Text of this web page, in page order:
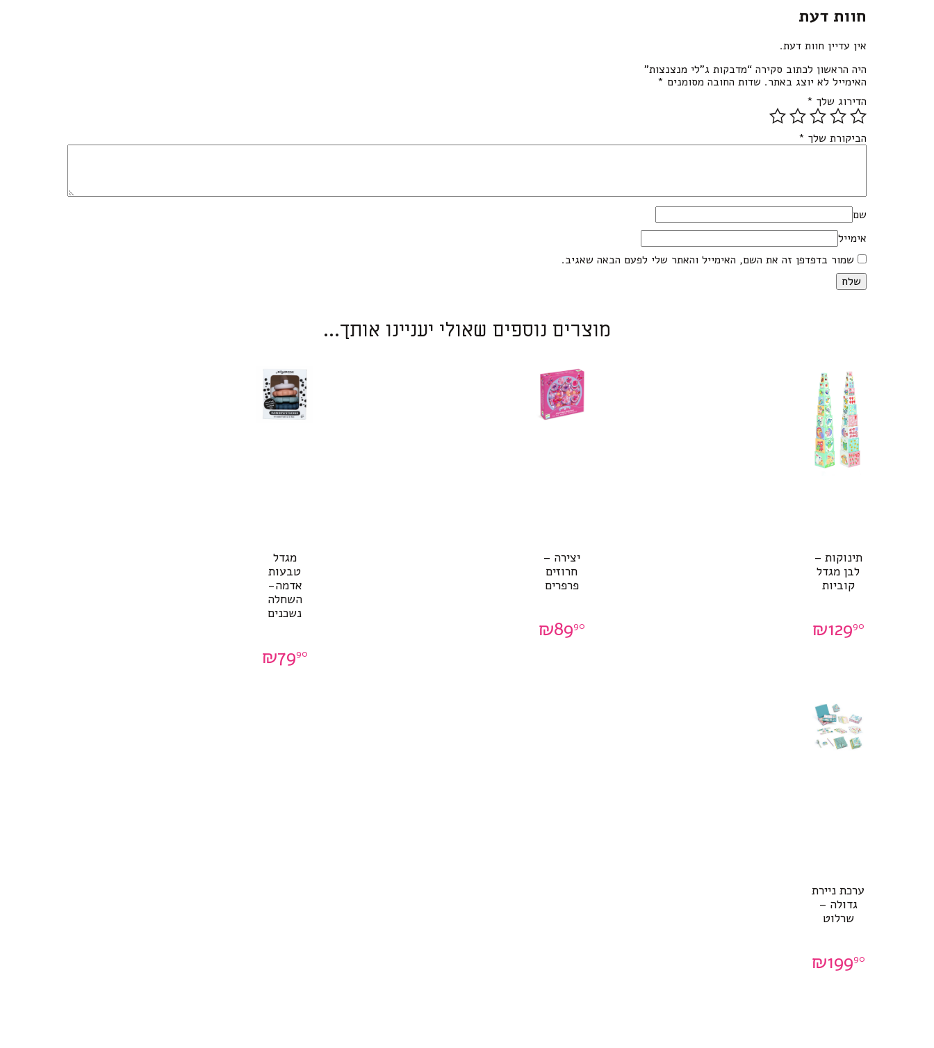
חוות דעת
אין עדיין חוות דעת.
היה הראשון לכתוב סקירה “מדבקות ג”לי מנצנצות”
האימייל לא יוצג באתר. שדות החובה מסומנים *
הדירוג שלך *
הביקורת שלך *
שם
אימייל
שמור בדפדפן זה את השם, האימייל והאתר שלי לפעם הבאה שאגיב.
מוצרים נוספים שאולי יעניינו אותך...
תינוקות –
לבן מגדל
קוביות
₪12990
יצירה –
חרוזים
פרפרים
₪8990
מגדל
טבעות
אדמה-
השחלה
נשכנים
₪7990
ערכת ניירת
גדולה –
שרלוט
₪19990